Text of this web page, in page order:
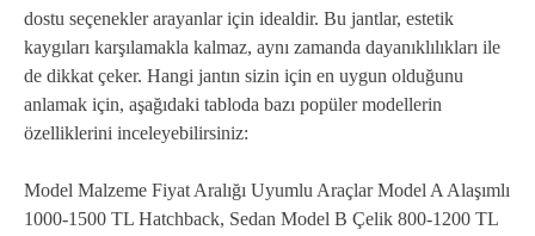
dostu seçenekler arayanlar için idealdir. Bu jantlar, estetik
kaygıları karşılamakla kalmaz, aynı zamanda dayanıklılıkları ile
de dikkat çeker. Hangi jantın sizin için en uygun olduğunu
anlamak için, aşağıdaki tabloda bazı popüler modellerin
özelliklerini inceleyebilirsiniz:
Model Malzeme Fiyat Aralığı Uyumlu Araçlar Model A Alaşımlı
1000-1500 TL Hatchback, Sedan Model B Çelik 800-1200 TL